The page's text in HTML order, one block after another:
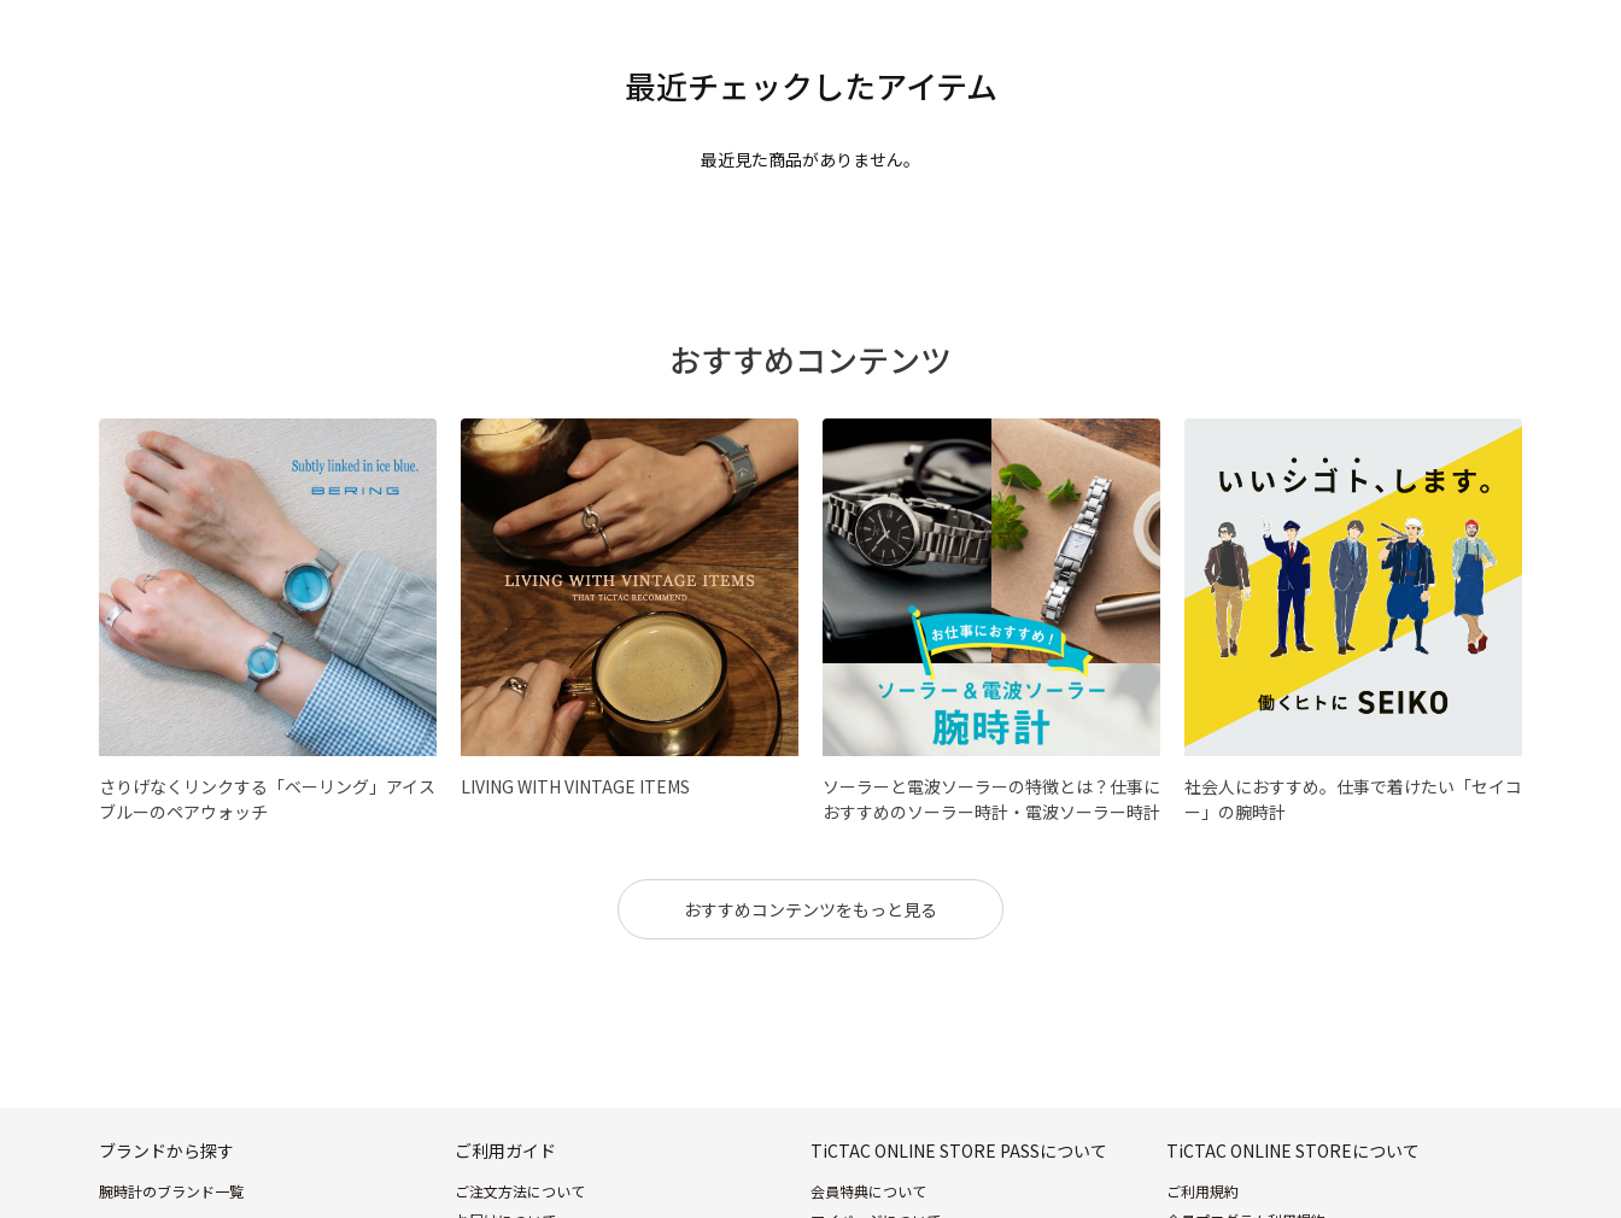
最近見た商品がありません。
おすすめコンテンツ
さりげなくリンクする「ベーリング」アイス
ブルーのペアウォッチ
LIVING WITH VINTAGE ITEMS
ソーラーと電波ソーラーの特徴とは？仕事に
おすすめのソーラー時計・電波ソーラー時計
社会人におすすめ。仕事で着けたい「セイコ
ー」の腕時計
おすすめコンテンツをもっと見る
ブランドから探す
腕時計のブランド一覧
ご利用ガイド
ご注文方法について
TiCTAC ONLINE STORE PASSについて
会員特典について
TiCTAC ONLINE STOREについて
ご利用規約